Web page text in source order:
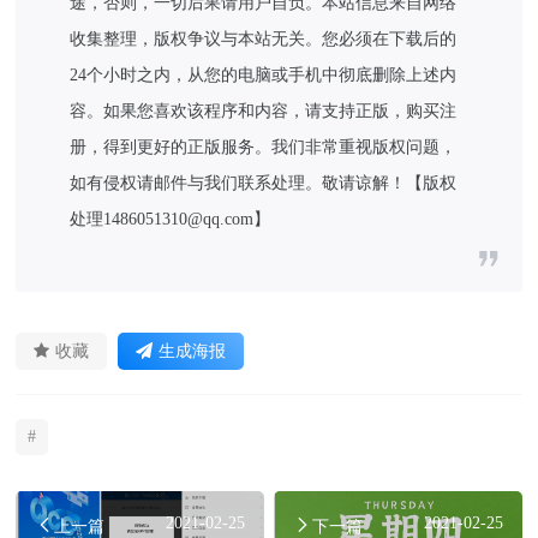
收集整理，版权争议与本站无关。您必须在下载后的
24个小时之内，从您的电脑或手机中彻底删除上述内
容。如果您喜欢该程序和内容，请支持正版，购买注
册，得到更好的正版服务。我们非常重视版权问题，
如有侵权请邮件与我们联系处理。敬请谅解！【版权
处理1486051310@qq.com】
收藏 生成海报
#
上一篇 2021-02-25 下一篇 2021-02-25